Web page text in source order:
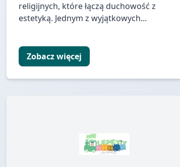
religijnych, które łączą duchowość z
estetyką. Jednym z wyjątkowych...
Zobacz więcej